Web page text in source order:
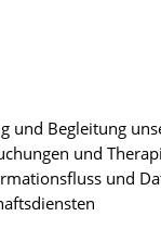
und Begleitung
und
und